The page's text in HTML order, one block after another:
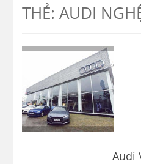
THẺ: AUDI
Audi